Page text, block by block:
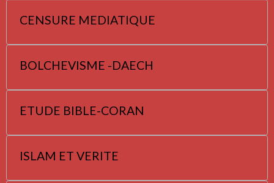
CENSURE MEDIATIQUE
BOLCHEVISME -DAECH
ETUDE BIBLE-CORAN
ISLAM ET VERITE